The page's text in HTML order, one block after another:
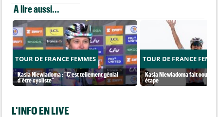
A lire aussi...
TOUR DE FRANCE FEMMES
Kasia Niewiadoma : "C'est tellement génial
d'être cycliste"
TOUR DE FRANCE
Kasia Niewiadoma fait coup
étape
L'INFO EN LIVE